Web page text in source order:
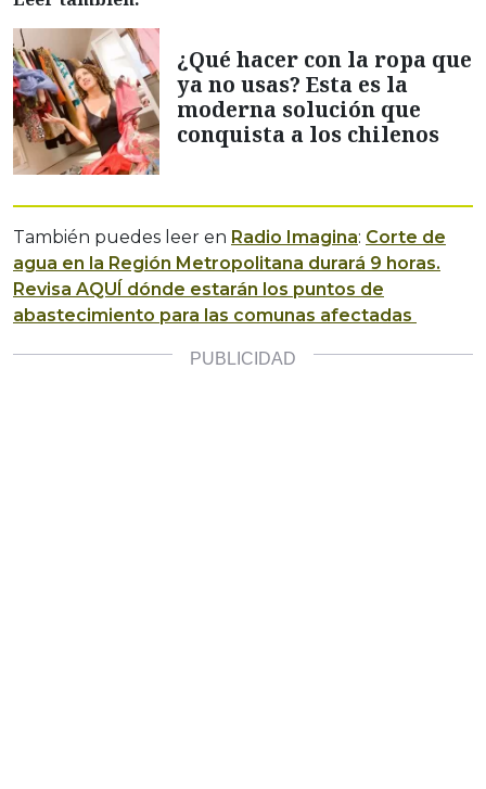
¿Qué hacer con la ropa que
ya no usas? Esta es la
moderna solución que
conquista a los chilenos
También puedes leer en Radio Imagina: Corte de
agua en la Región Metropolitana durará 9 horas.
Revisa AQUÍ dónde estarán los puntos de
abastecimiento para las comunas afectadas